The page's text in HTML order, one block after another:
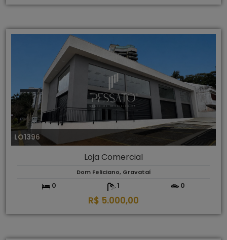
LO1396
Loja Comercial
Dom Feliciano, Gravataí
0 1 0
R$ 5.000,00